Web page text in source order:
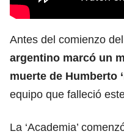
Antes del comienzo
argentino marcó un
muerte de Humberto
equipo que falleció
La ‘Academia’